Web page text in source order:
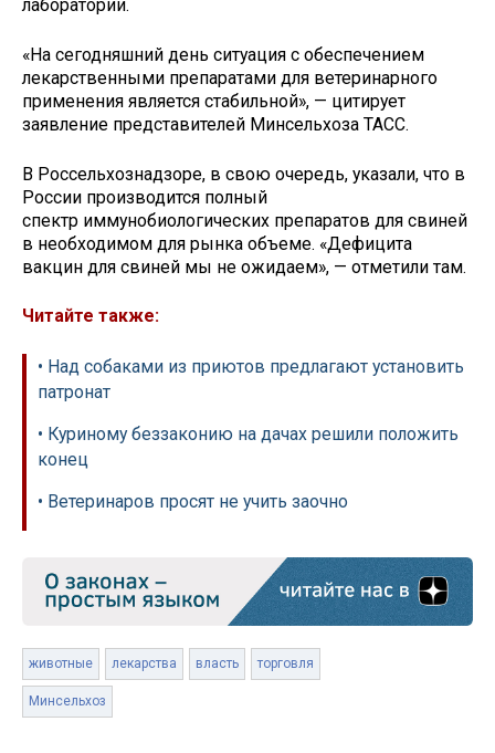
лаборатории.
«На сегодняшний день ситуация с обеспечением
лекарственными препаратами для ветеринарного
применения является стабильной», — цитирует
заявление представителей Минсельхоза ТАСС.
В Россельхознадзоре, в свою очередь, указали, что в
России производится полный
спектр иммунобиологических препаратов для свиней
в необходимом для рынка объеме. «Дефицита
вакцин для свиней мы не ожидаем», — отметили там.
Читайте также:
• Над собаками из приютов предлагают установить
патронат
• Куриному беззаконию на дачах решили положить
конец
• Ветеринаров просят не учить заочно
животные лекарства власть торговля
Минсельхоз